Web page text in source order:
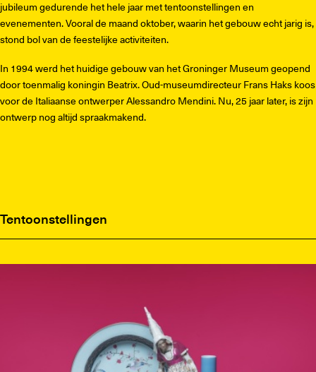
jubileum gedurende het hele jaar met tentoonstellingen en
evenementen. Vooral de maand oktober, waarin het gebouw echt jarig is,
stond bol van de feestelijke activiteiten.
In 1994 werd het huidige gebouw van het Groninger Museum geopend
door toenmalig koningin Beatrix. Oud-museumdirecteur Frans Haks koos
voor de Italiaanse ontwerper Alessandro Mendini. Nu, 25 jaar later, is zijn
ontwerp nog altijd spraakmakend.
Tentoonstellingen